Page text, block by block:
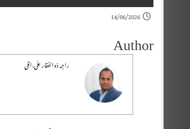
14/06/2026
Author
راجہ ذوالفقار علی،اٹلی